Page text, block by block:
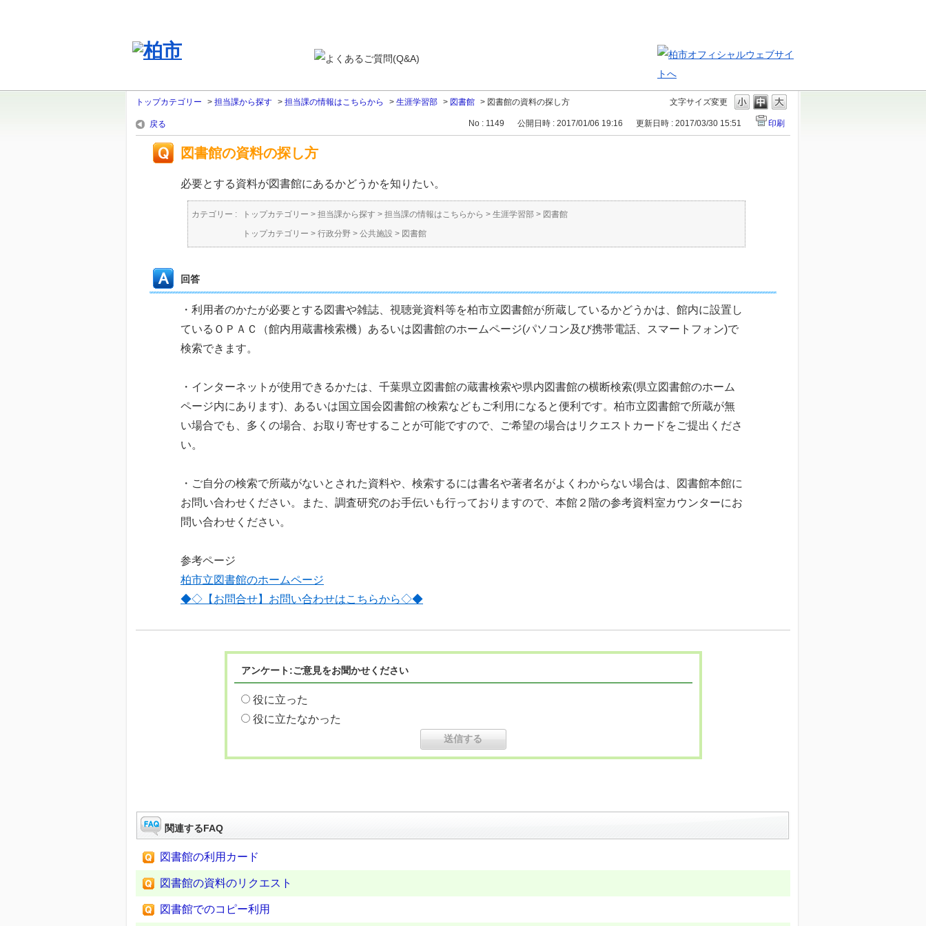
文字サイズ変更
トップカテゴリー > 担当課から探す > 担当課の情報はこちらから > 生涯学習部 > 図書館 > 図書館の資料の探し方
戻る No : 1149 公開日時 : 2017/01/06 19:16 更新日時 : 2017/03/30 15:51 印刷
図書館の資料の探し方
必要とする資料が図書館にあるかどうかを知りたい。
カテゴリー : トップカテゴリー > 担当課から探す > 担当課の情報はこちらから > 生涯学習部 > 図書館
トップカテゴリー > 行政分野 > 公共施設 > 図書館
回答
・利用者のかたが必要とする図書や雑誌、視聴覚資料等を柏市立図書館が所蔵しているかどうかは、館内に設置し
ているＯＰＡＣ（館内用蔵書検索機）あるいは図書館のホームページ(パソコン及び携帯電話、スマートフォン)で
検索できます。
・インターネットが使用できるかたは、千葉県立図書館の蔵書検索や県内図書館の横断検索(県立図書館のホーム
ページ内にあります)、あるいは国立国会図書館の検索などもご利用になると便利です。柏市立図書館で所蔵が無
い場合でも、多くの場合、お取り寄せすることが可能ですので、ご希望の場合はリクエストカードをご提出くださ
い。
・ご自分の検索で所蔵がないとされた資料や、検索するには書名や著者名がよくわからない場合は、図書館本館に
お問い合わせください。また、調査研究のお手伝いも行っておりますので、本館２階の参考資料室カウンターにお
問い合わせください。
参考ページ
柏市立図書館のホームページ
◆◇【お問合せ】お問い合わせはこちらから◇◆
アンケート:ご意見をお聞かせください
役に立った
役に立たなかった
関連するFAQ
図書館の利用カード
図書館の資料のリクエスト
図書館でのコピー利用